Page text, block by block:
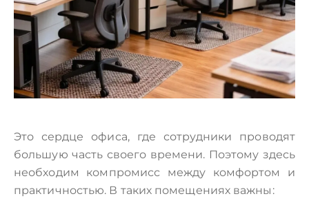
Это сердце офиса, где сотрудники проводят
большую часть своего времени. Поэтому здесь
необходим компромисс между комфортом и
практичностью. В таких помещениях важны: